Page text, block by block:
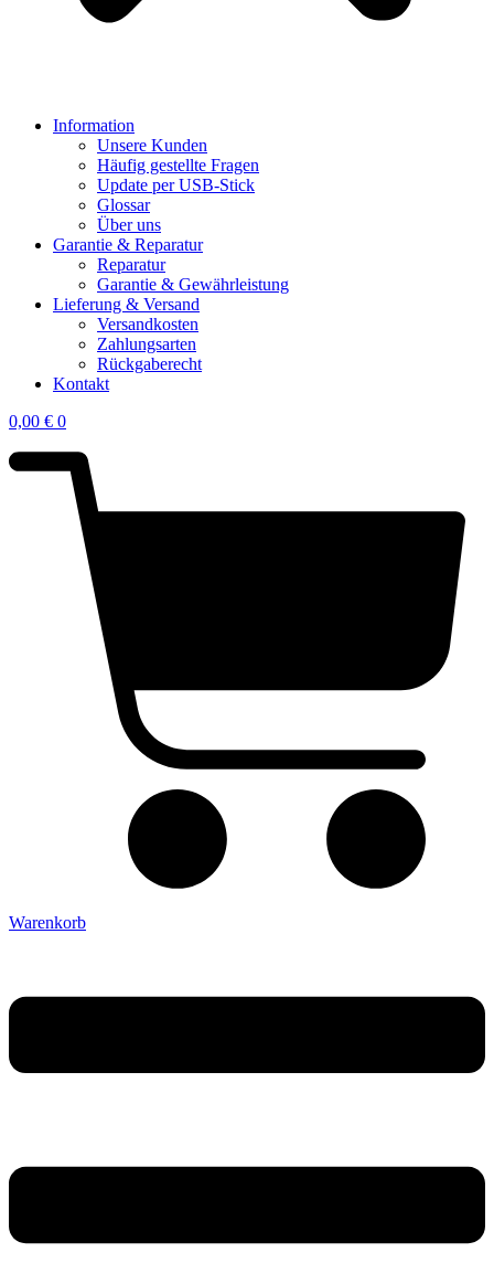
Information
Unsere Kunden
Häufig gestellte Fragen
Update per USB-Stick
Glossar
Über uns
Garantie & Reparatur
Reparatur
Garantie & Gewährleistung
Lieferung & Versand
Versandkosten
Zahlungsarten
Rückgaberecht
Kontakt
0,00 € 0
Warenkorb